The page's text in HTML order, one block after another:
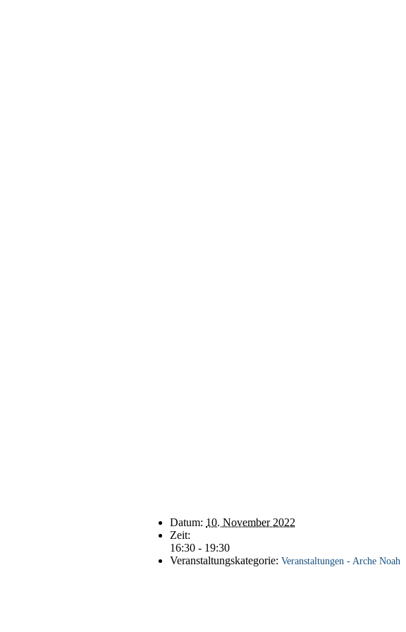
Datum: 10. November 2022
Zeit:
16:30 - 19:30
Veranstaltungskategorie: Veranstaltungen - Arche Noah